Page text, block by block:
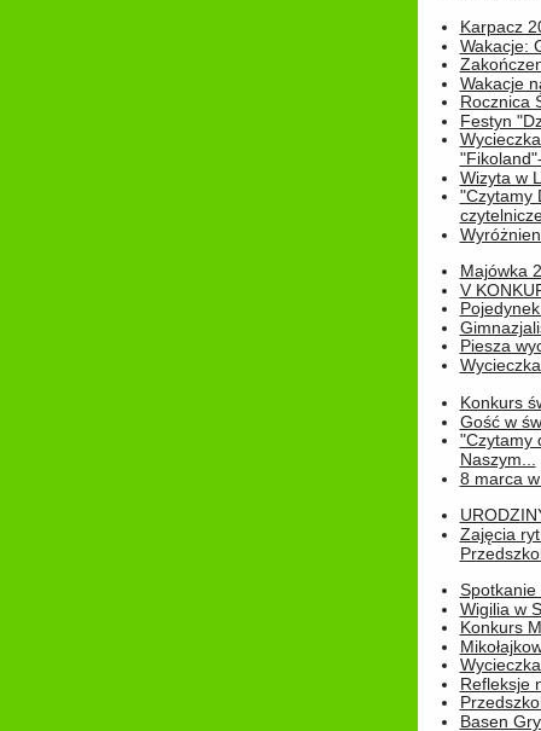
Karpacz
Wakacje:
Wakacje
Rocznica
Festyn
Wizyta w
"Czytamy
Majówka
V
Piesza
Konkurs
Gość w
"Czytamy
Naszym...
8 marca
Zajęcia
Spotkanie
Wigilia w
Konkurs
Refleksje
Basen